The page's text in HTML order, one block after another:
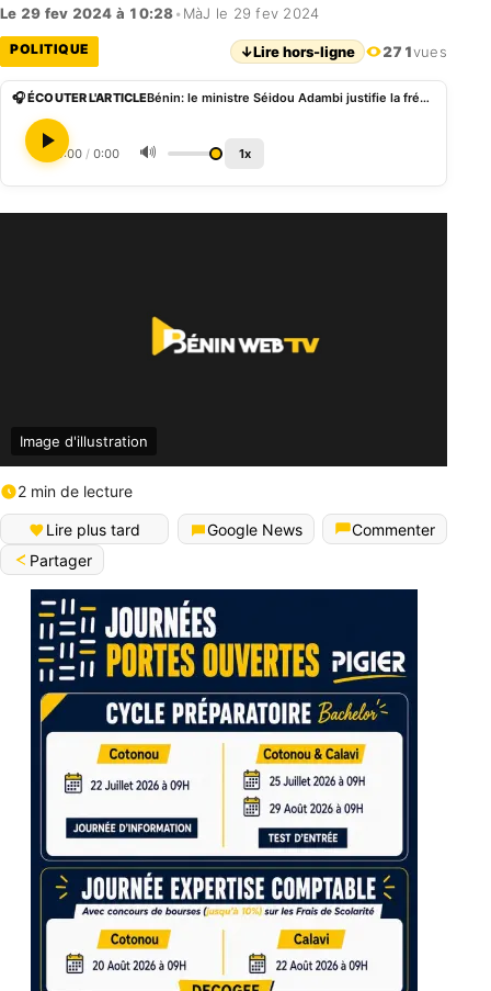
Le 29 fev 2024 à 10:28• MàJ le 29 fev 2024
POLITIQUE ↓Lire hors-ligne 271vues
🎧 ÉCOUTER L'ARTICLE Bénin: le ministre Séidou Adambi justifie la fréquence des coupures électriques
0:00 / 0:00 🔊 1x
Image d'illustration
2 min de lecture
Lire plus tard Google News
Commenter
Partager